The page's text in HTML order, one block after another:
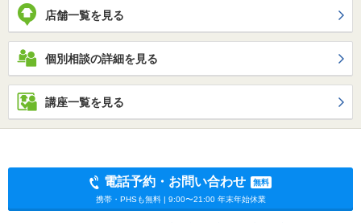
店舗一覧を見る
個別相談の詳細を見る
講座一覧を見る
電話予約・お問い合わせ
無料
携帯・PHSも無料 | 9:00〜21:00 年末年始休業